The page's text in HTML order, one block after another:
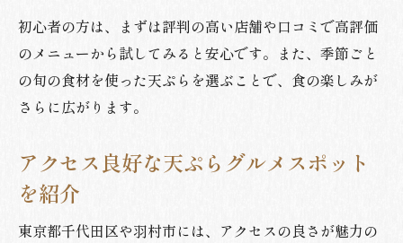
初心者の方は、まずは評判の高い店舗や口コミで高評価
のメニューから試してみると安心です。また、季節ごと
の旬の食材を使った天ぷらを選ぶことで、食の楽しみが
さらに広がります。
アクセス良好な天ぷらグルメスポット
を紹介
東京都千代田区や羽村市には、アクセスの良さが魅力の